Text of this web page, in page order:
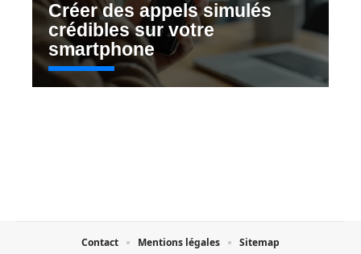
Créer des appels simulés
crédibles sur votre
smartphone
Contact Mentions légales Sitemap